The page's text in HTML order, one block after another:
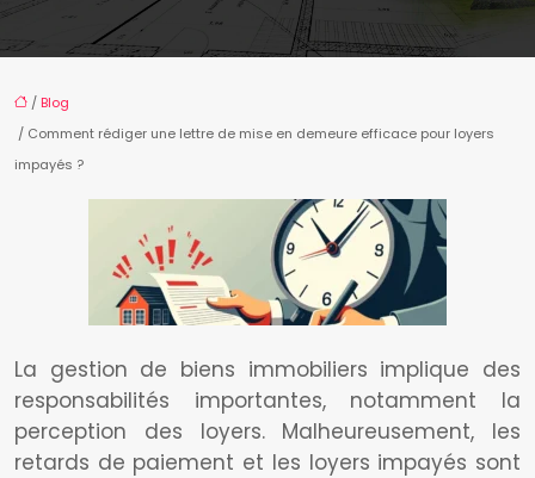
/ Blog
/ Comment rédiger une lettre de mise en demeure efficace pour loyers
impayés ?
La gestion de biens immobiliers implique des
responsabilités importantes, notamment la
perception des loyers. Malheureusement, les
retards de paiement et les loyers impayés sont